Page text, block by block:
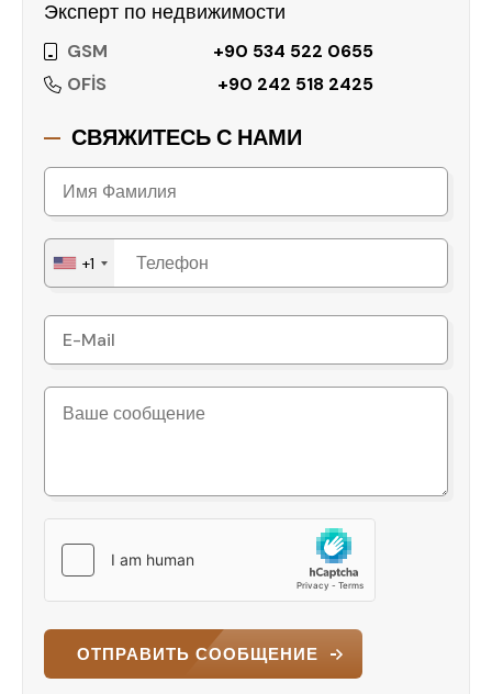
Эксперт по недвижимости
GSM
+90 534 522 0655
OFİS
+90 242 518 2425
СВЯЖИТЕСЬ С НАМИ
+1
ОТПРАВИТЬ СООБЩЕНИЕ